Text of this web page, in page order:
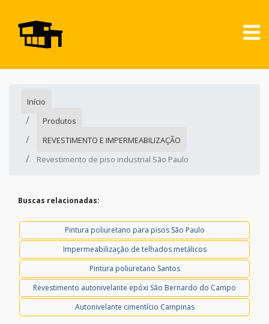
Início
Produtos
REVESTIMENTO E IMPERMEABILIZAÇÃO
Revestimento de piso industrial São Paulo
Buscas relacionadas:
Pintura poliuretano para pisos São Paulo
Impermeabilização de telhados metálicos
Pintura poliuretano Santos
Revestimento autonivelante epóxi São Bernardo do Campo
Autonivelante cimentício Campinas